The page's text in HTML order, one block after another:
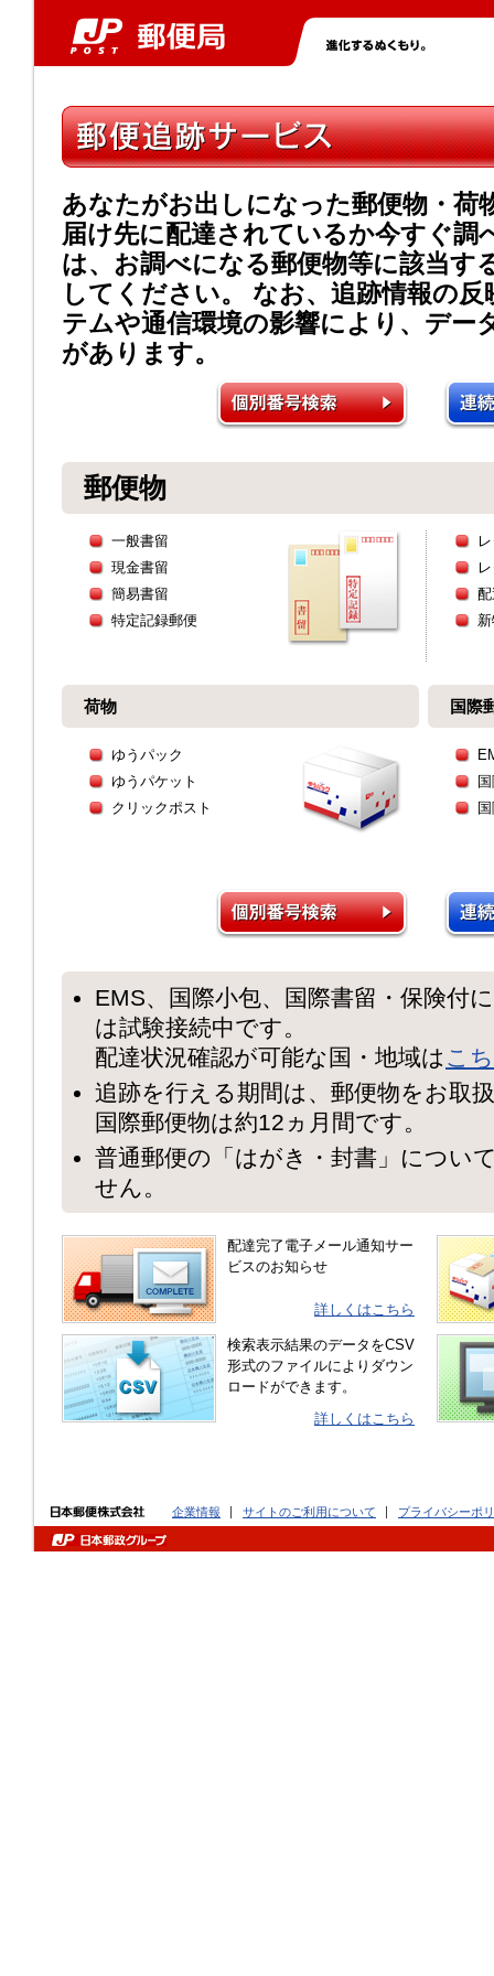
あなたがお出しになった郵便物・荷
届け先に配達されているか今すぐ調
は、お調べになる郵便物等に該当す
してください。 なお、追跡情報の
テムや通信環境の影響により、デー
があります。
郵便物
一般書留
現金書留
簡易書留
特定記録郵便
荷物
ゆうパック
ゆうパケット
クリックポスト
国際
EMS、国際小包、国際書留・保険付
は試験接続中です。
配達状況確認が可能な国・地域は こ
追跡を行える期間は、郵便物をお取
国際郵便物は約12ヵ月間です。
普通郵便の「はがき・封書」につい
せん。
配達完了電子メール通知サー
ビスのお知らせ
詳しくはこちら
検索表示結果のデータをCSV
形式のファイルによりダウン
ロードができます。
詳しくはこちら
企業情報 サイトのご利用について プライバシーポ